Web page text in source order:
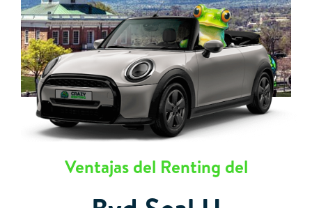
Ventajas del Renting del